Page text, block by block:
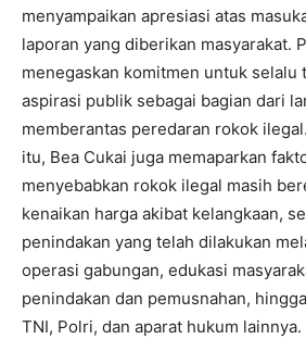
menyampaikan apresiasi atas
laporan yang diberikan masyarakat.
menegaskan komitmen untuk selalu
aspirasi publik sebagai bagian dari
memberantas peredaran rokok
itu, Bea Cukai juga memaparkan
menyebabkan rokok ilegal masih
kenaikan harga akibat kelangkaan,
penindakan yang telah dilakukan
operasi gabungan, edukasi
penindakan dan pemusnahan,
TNI, Polri, dan aparat hukum lainnya.